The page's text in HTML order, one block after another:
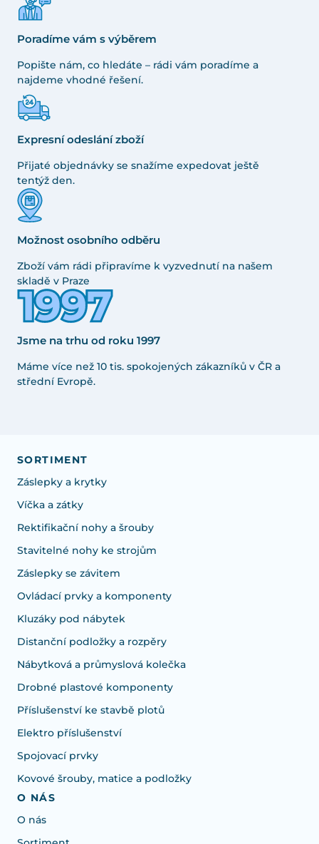
Poradíme vám s výběrem
Popište nám, co hledáte – rádi vám poradíme a
najdeme vhodné řešení.
Expresní odeslání zboží
Přijaté objednávky se snažíme expedovat ještě
tentýž den.
Možnost osobního odběru
Zboží vám rádi připravíme k vyzvednutí na našem
skladě v Praze
Jsme na trhu od roku 1997
Máme více než 10 tis. spokojených zákazníků v ČR a
střední Evropě.
SORTIMENT
Záslepky a krytky
Víčka a zátky
Rektifikační nohy a šrouby
Stavitelné nohy ke strojům
Záslepky se závitem
Ovládací prvky a komponenty
Kluzáky pod nábytek
Distanční podložky a rozpěry
Nábytková a průmyslová kolečka
Drobné plastové komponenty
Příslušenství ke stavbě plotů
Elektro příslušenství
Spojovací prvky
Kovové šrouby, matice a podložky
O NÁS
O nás